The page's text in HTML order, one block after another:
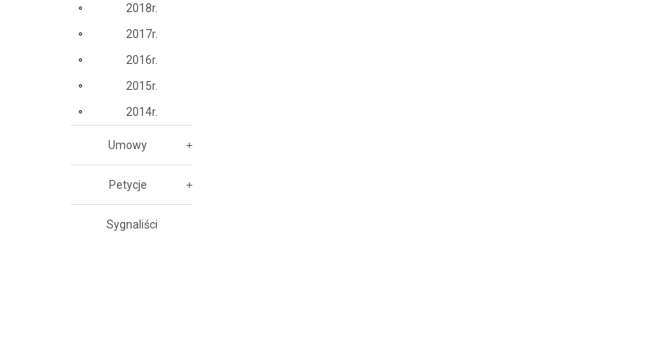
2018r.
2017r.
2016r.
2015r.
2014r.
Umowy
Petycje
Sygnaliści